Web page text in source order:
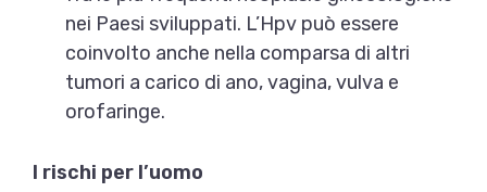
nei Paesi sviluppati. L’Hpv può essere
coinvolto anche nella comparsa di altri
tumori a carico di ano, vagina, vulva e
orofaringe.
I rischi per l’uomo